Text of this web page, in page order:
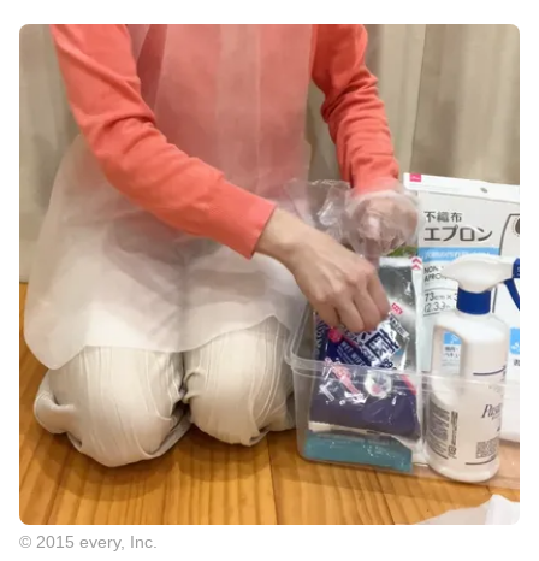
© 2015 every, Inc.